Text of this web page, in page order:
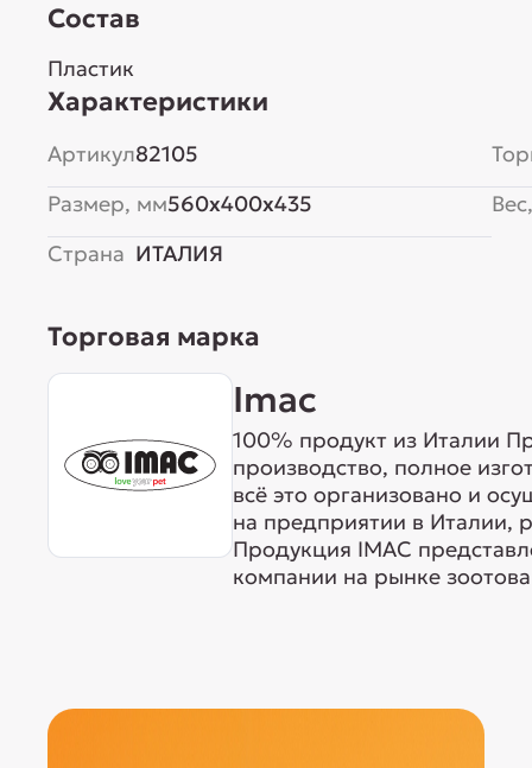
Состав
Пластик
Характеристики
Артикул82105
Размер, мм560x400x435
Страна ИТАЛИЯ
Торговая марка
Imac
100% продукт из Италии
производство, полное
всё это организовано и
на предприятии в Италии,
Продукция IMAC
компании на рынке